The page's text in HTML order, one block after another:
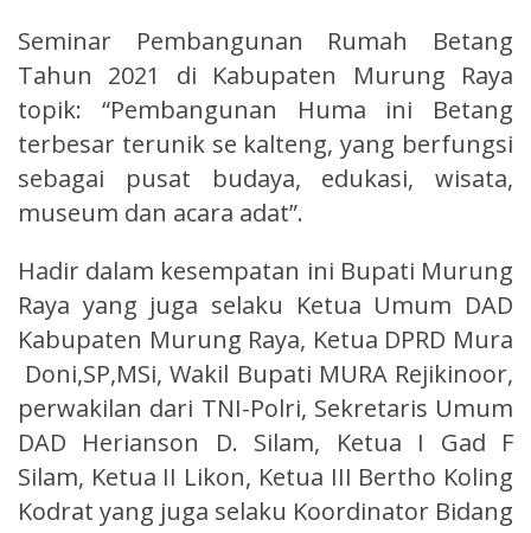
Seminar Pembangunan Rumah Betang
Tahun 2021 di Kabupaten Murung Raya
topik: “Pembangunan Huma ini Betang
terbesar terunik se kalteng, yang berfungsi
sebagai pusat budaya, edukasi, wisata,
museum dan acara adat”.
Hadir dalam kesempatan ini Bupati Murung
Raya yang juga selaku Ketua Umum DAD
Kabupaten Murung Raya, Ketua DPRD Mura
Doni,SP,MSi, Wakil Bupati MURA Rejikinoor,
perwakilan dari TNI-Polri, Sekretaris Umum
DAD Herianson D. Silam, Ketua I Gad F
Silam, Ketua II Likon, Ketua III Bertho Koling
Kodrat yang juga selaku Koordinator Bidang